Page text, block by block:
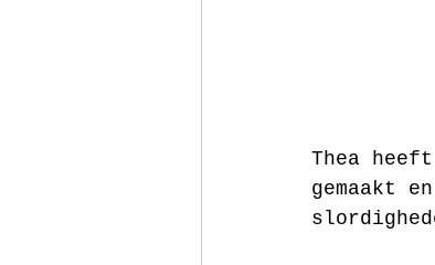
Thea
gemaakt